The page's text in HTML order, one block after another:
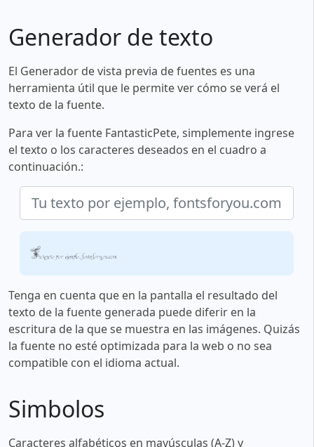
Generador de texto
El Generador de vista previa de fuentes es una
herramienta útil que le permite ver cómo se verá el
texto de la fuente.
Para ver la fuente FantasticPete, simplemente ingrese
el texto o los caracteres deseados en el cuadro a
continuación.:
Tu texto por ejemplo, fontsforyou.com
Tenga en cuenta que en la pantalla el resultado del
texto de la fuente generada puede diferir en la
escritura de la que se muestra en las imágenes. Quizás
la fuente no esté optimizada para la web o no sea
compatible con el idioma actual.
Simbolos
Caracteres alfabéticos en mayúsculas (A-Z) y